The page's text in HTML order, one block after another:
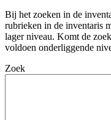
Bij het zoeken in de
rubrieken in de inventaris
lager niveau. Komt de
voldoen onderliggende
Zoek